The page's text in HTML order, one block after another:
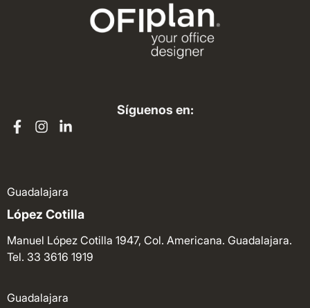
Síguenos en:
Guadalajara
López Cotilla
Manuel López Cotilla 1947, Col. Americana. Guadalajara.
Tel. 33 3616 1919
Guadalajara